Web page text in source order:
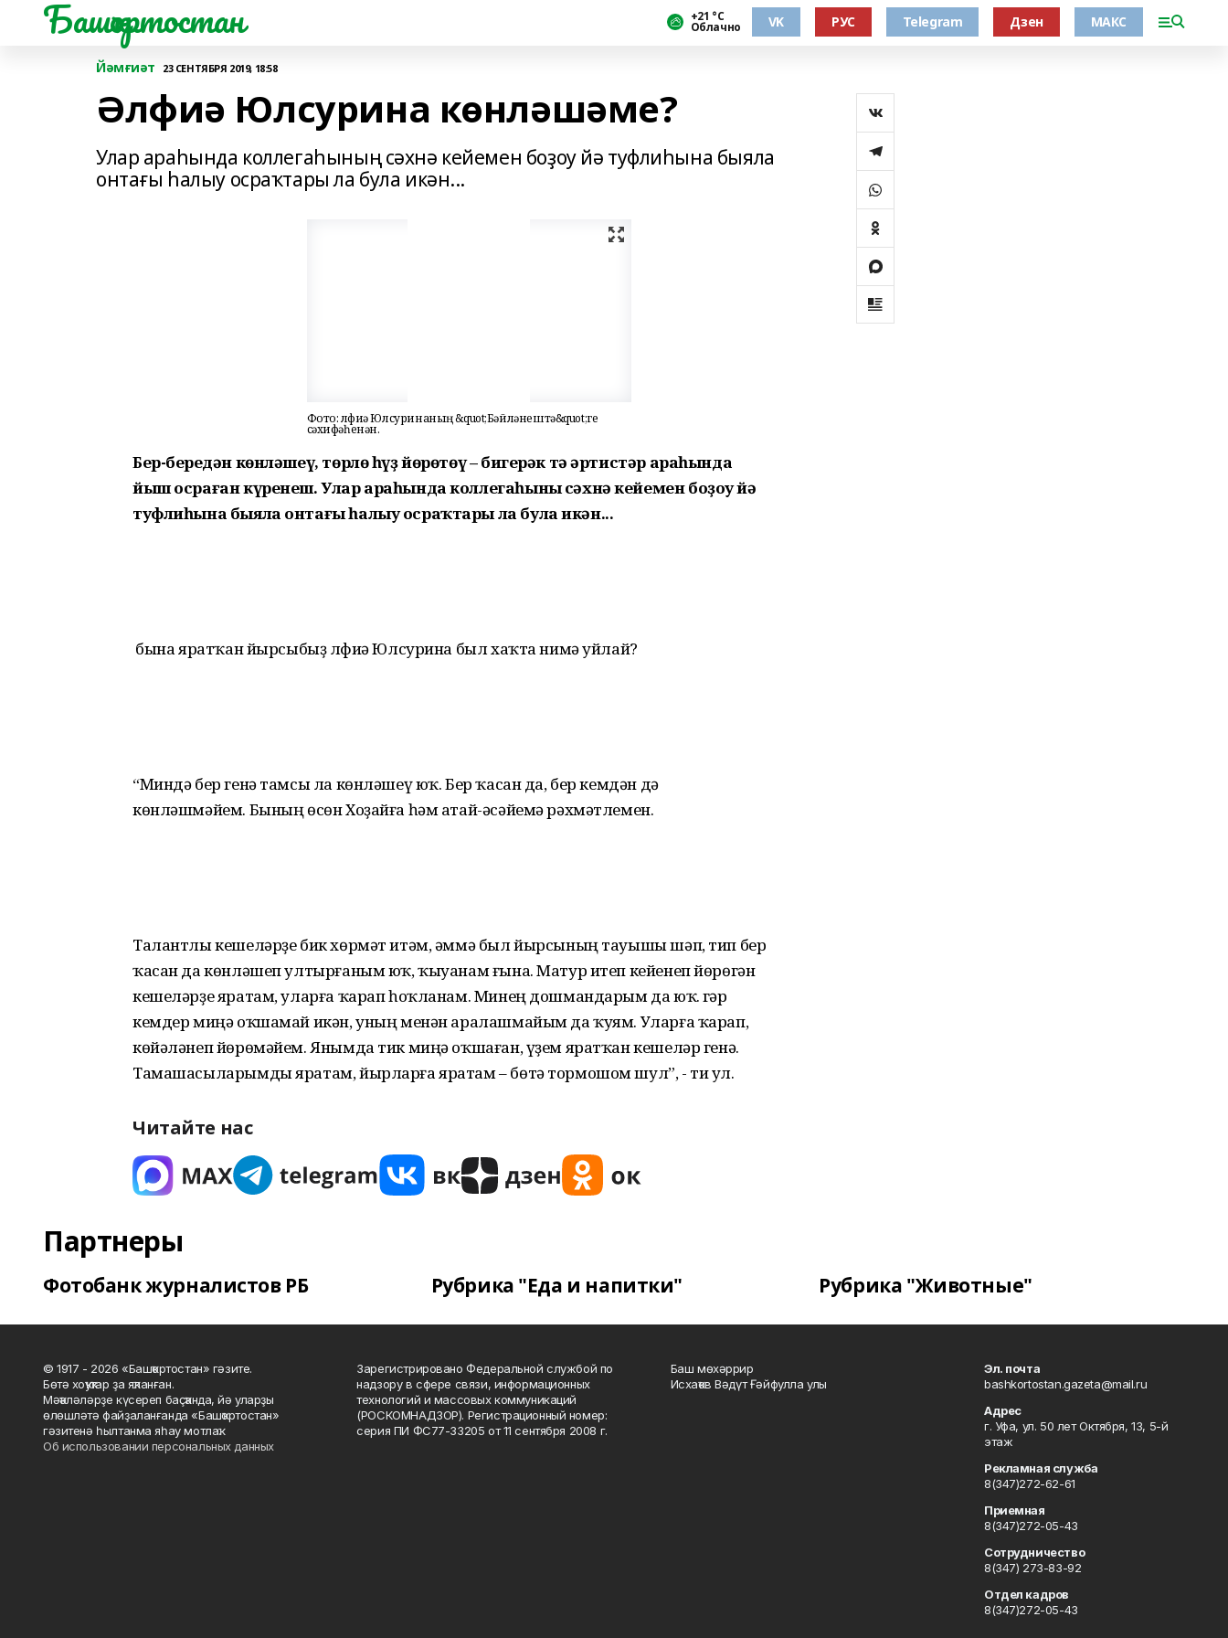
Башҡортостан +21 °С
Облачно VK РУС Telegram Дзен МАКС
Йәмғиәт 23 СЕНТЯБРЯ 2019, 18:58
Әлфиә Юлсурина көнләшәме?
Улар араһында коллегаһының сәхнә кейемен боҙоу йә туфлиһына быяла
онтағы һалыу осраҡтары ла була икән...
Фото: Әлфиә Юлсуринаның &quot;Бәйләнештә&quot;ге
сәхифәһенән.
Бер-береңдән көнләшеү, төрлө һүҙ йөрөтөү – бигерәк тә әртистәр араһында
йыш осраған күренеш. Улар араһында коллегаһының сәхнә кейемен боҙоу йә
туфлиһына быяла онтағы һалыу осраҡтары ла була икән...
Ә бына яратҡан йырсыбыҙ Әлфиә Юлсурина был хаҡта нимә уйлай?
“Миндә бер генә тамсы ла көнләшеү юҡ. Бер ҡасан да, бер кемдән дә
көнләшмәйем. Бының өсөн Хоҙайға һәм атай-әсәйемә рәхмәтлемен.
Талантлы кешеләрҙе бик хөрмәт итәм, әммә был йырсының тауышы шәп, тип бер
ҡасан да көнләшеп ултырғаным юҡ, ҡыуанам ғына. Матур итеп кейенеп йөрөгән
кешеләрҙе яратам, уларға ҡарап һоҡланам. Минең дошмандарым да юҡ. Әгәр
кемдер миңә оҡшамай икән, уның менән аралашмайым да ҡуям. Уларға ҡарап,
көйәләнеп йөрөмәйем. Янымда тик миңә оҡшаған, үҙем яратҡан кешеләр генә.
Тамашасыларымды яратам, йырларға яратам – бөтә тормошом шул”, - ти ул.
Читайте нас
Партнеры
Фотобанк журналистов РБ Рубрика "Еда и напитки" Рубрика "Животные"
© 1917 - 2026 «Башҡортостан» гәзите.
Бөтә хоҡуҡтар ҙа яҡланған.
Мәҡәләләрҙе күсереп баҫҡанда, йә уларҙы
өлөшләтә файҙаланғанда «Башҡортостан»
гәзитенә һылтанма яһау мотлаҡ.
Об использовании персональных данных
Зарегистрировано Федеральной службой по
надзору в сфере связи, информационных
технологий и массовых коммуникаций
(РОСКОМНАДЗОР). Регистрационный номер:
серия ПИ ФС77-33205 от 11 сентября 2008 г.
Баш мөхәррир
Исхаҡов Вәдүт Ғәйфулла улы
Эл. почта
bashkortostan.gazeta@mail.ru
Адрес
г. Уфа, ул. 50 лет Октября, 13, 5-й
этаж
Рекламная служба
8(347)272-62-61
Приемная
8(347)272-05-43
Сотрудничество
8(347) 273-83-92
Отдел кадров
8(347)272-05-43